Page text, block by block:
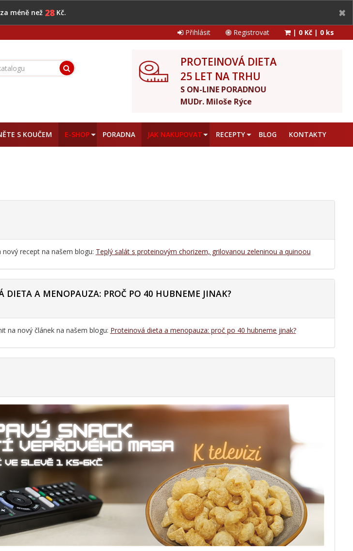
méně než 28Kč.
Přihlásit Registrovat | 0 Kč | 0 ks
PROTEINOVÁ DIETA
25 LET NA TRHU
S ON-LINE PORADNOU
MUDr. Miloše Rýce
S KOUČEM E-SHOP PORADNA JAK NAKUPOVAT RECEPTY BLOG KONTAKTY
recept na našem blogu: Teplý salát s proteinovým chorizem, grilovanou zeleninou a quinoou
DIETA A MENOPAUZA: PROČ PO 40 HUBNEME JINAK?
na nový článek na našem blogu: Proteinová dieta a menopauza: proč po 40 hubneme jinak?